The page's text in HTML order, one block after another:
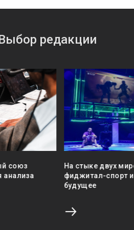
редакции
союз
анализа
На стыке двух
фиджитал-спорт
будущее